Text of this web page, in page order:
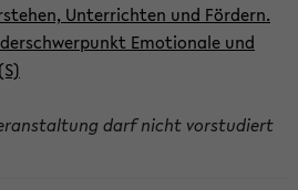
Unterrichten und Fördern.
Emotionale und
darf nicht vorstudiert